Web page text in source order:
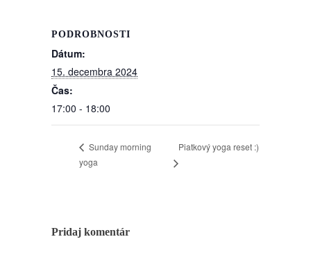
PODROBNOSTI
Dátum:
15. decembra 2024
Čas:
17:00 - 18:00
Sunday morning
yoga
Piatkový yoga reset :)
Pridaj komentár